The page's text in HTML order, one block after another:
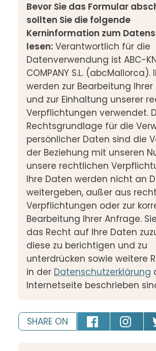
Bevor Sie das Formular
sollten Sie die folgende
Kerninformation zum
lesen:Verantwortlich für die
Datenverwendung ist ABC-
COMPANY S.L. (abcMallorca).
werden zur Bearbeitung
und zur Einhaltung unserer
Verpflichtungen verwendet.
Rechtsgrundlage für die
persönlicher Daten sind die
der Beziehung mit unseren
unsere rechtlichen
Ihre Daten werden nicht an
weitergeben, außer aus
Verpflichtungen oder zur
Bearbeitung Ihrer Anfrage.
das Recht auf Ihre Daten
diese zu berichtigen und zu
unterdrücken sowie weitere
in der Datenschutzerklärung
Internetseite beschrieben
SHARE ON